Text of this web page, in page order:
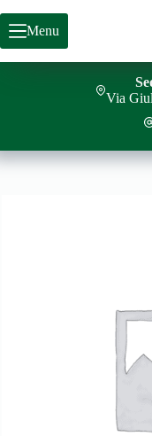
contenuto
Menu
Via